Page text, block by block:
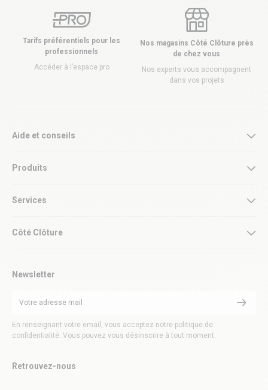
Tarifs préférentiels pour les
professionnels
Accéder à l’espace pro
Nos magasins Côté Clôture près
de chez vous
Nos experts vous accompagnent
dans vos projets
Aide et conseils
Produits
Services
Côté Clôture
Newsletter
En renseignant votre email, vous acceptez notre politique de
confidentialité. Vous pouvez vous désinscrire à tout moment.
Retrouvez-nous